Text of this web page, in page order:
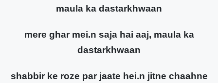
maula ka dastarkhwaan
mere ghar mei.n saja hai aaj, maula ka
dastarkhwaan
shabbir ke roze par jaate hei.n jitne chaahne